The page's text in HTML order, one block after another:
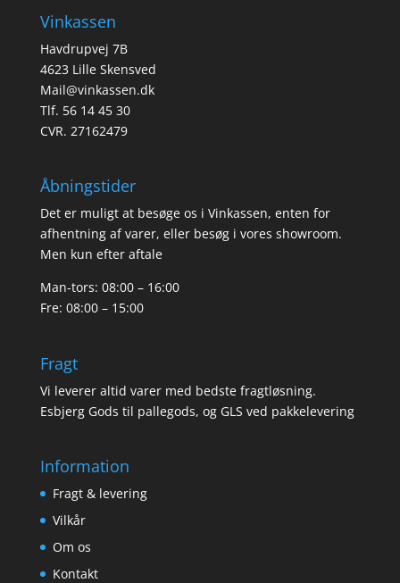
Vinkassen
Havdrupvej 7B
4623 Lille Skensved
Mail@vinkassen.dk
Tlf. 56 14 45 30
CVR. 27162479
Åbningstider
Det er muligt at besøge os i Vinkassen, enten for
afhentning af varer, eller besøg i vores showroom.
Men kun efter aftale
Man-tors: 08:00 – 16:00
Fre: 08:00 – 15:00
Fragt
Vi leverer altid varer med bedste fragtløsning.
Esbjerg Gods til pallegods, og GLS ved pakkelevering
Information
Fragt & levering
Vilkår
Om os
Kontakt